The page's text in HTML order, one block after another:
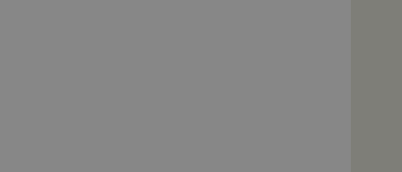
sulle pagine
Universal
del
da Google.
utenti
modo casuale